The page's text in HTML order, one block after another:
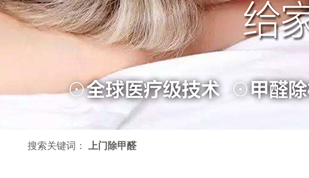
搜索关键词： 上门除甲醛